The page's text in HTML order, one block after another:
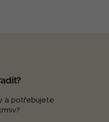
a potřebujete